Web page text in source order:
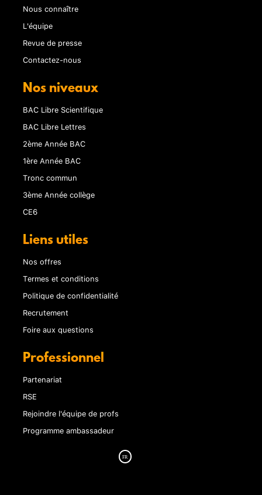
Nous connaître
L'équipe
Revue de presse
Contactez-nous
Nos niveaux
BAC Libre Scientifique
BAC Libre Lettres
2ème Année BAC
1ère Année BAC
Tronc commun
3ème Année collège
CE6
Liens utiles
Nos offres
Termes et conditions
Politique de confidentialité
Recrutement
Foire aux questions
Professionnel
Partenariat
RSE
Rejoindre l'équipe de profs
Programme ambassadeur